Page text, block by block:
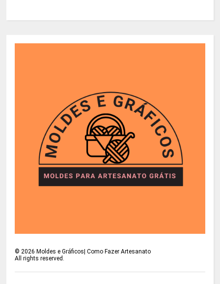
©2026 Moldes e Gráficos| Como Fazer Artesanato
All rights reserved.